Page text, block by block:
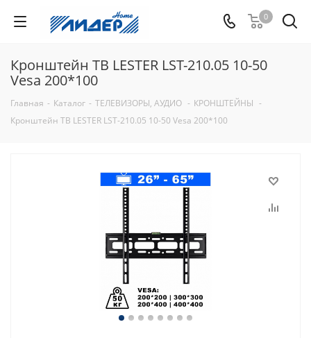
0
Кронштейн ТВ LESTER LST-210.05 10-50
Vesa 200*100
Главная - Каталог - ТЕЛЕВИЗОРЫ, АУДИО - КРОНШТЕЙНЫ -
Кронштейн ТВ LESTER LST-210.05 10-50 Vesa 200*100